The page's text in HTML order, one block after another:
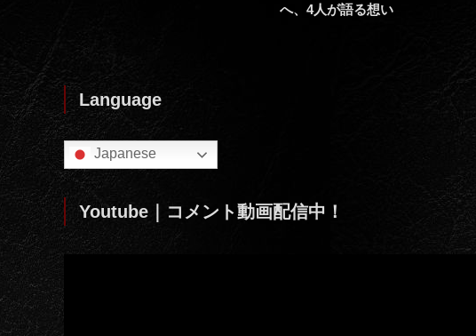
へ、4人が語る想い
Language
Japanese
Youtube｜コメント動画配信中！